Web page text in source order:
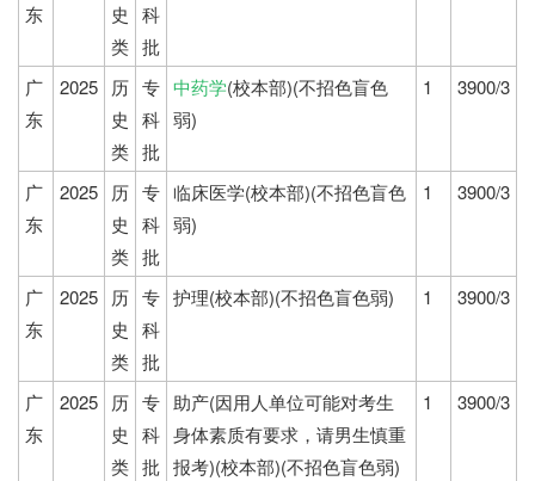
东
史
类
科
批
广
东
2025 历
史
类
专
科
批
中药学(校本部)(不招色盲色
弱)
1 3900/3
广
东
2025 历
史
类
专
科
批
临床医学(校本部)(不招色盲色
弱)
1 3900/3
广
东
2025 历
史
类
专
科
批
护理(校本部)(不招色盲色弱) 1 3900/3
广
东
2025 历
史
类
专
科
批
助产(因用人单位可能对考生
身体素质有要求，请男生慎重
报考)(校本部)(不招色盲色弱)
1 3900/3